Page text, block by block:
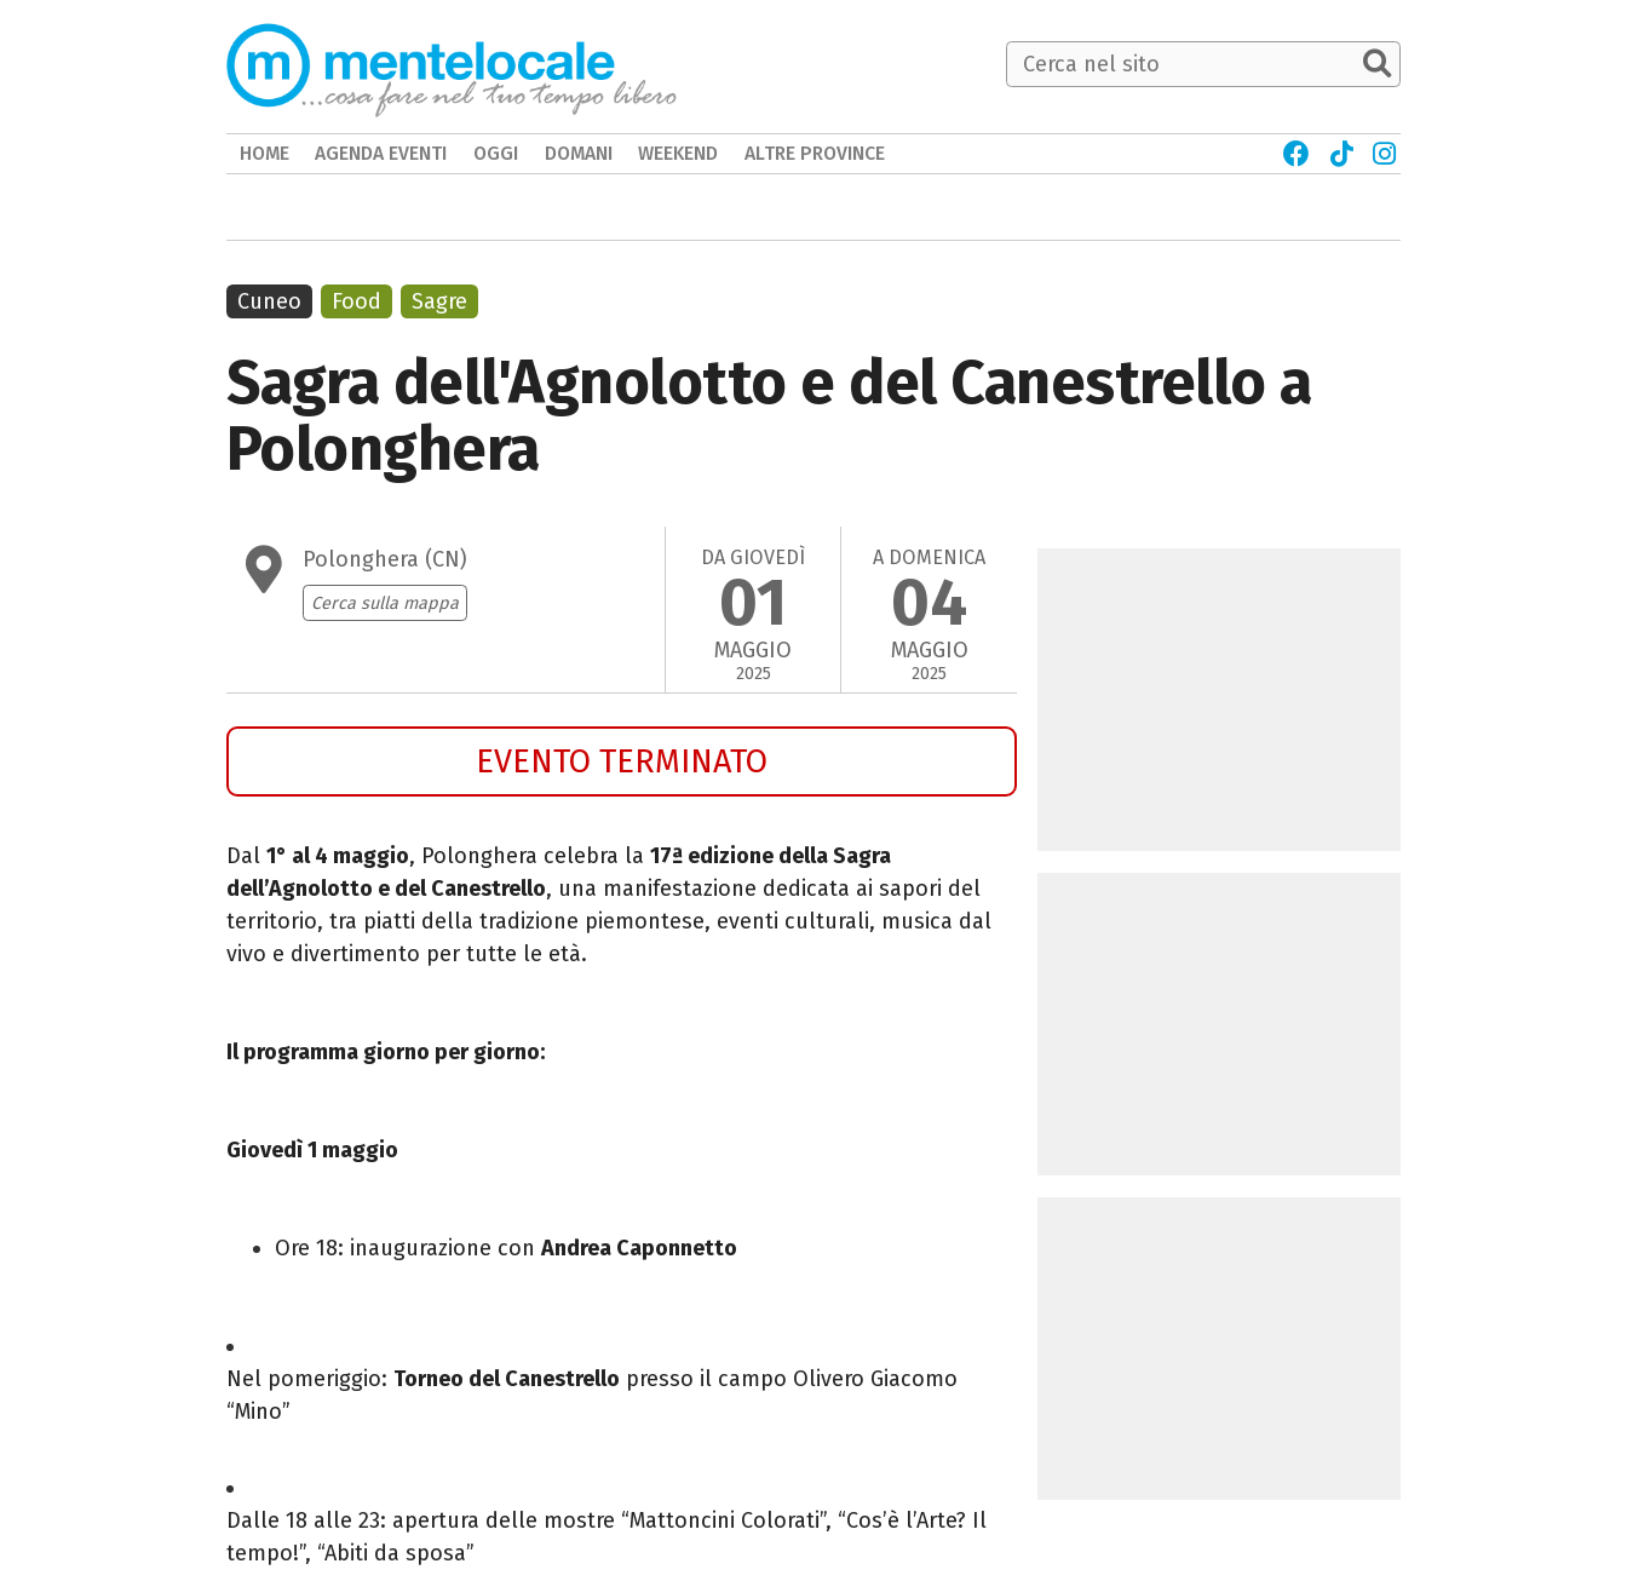
Sagra dell'Agnolotto e del Canestrello a
Polonghera
Polonghera (CN)
Cerca sulla mappa
DA GIOVEDÌ
01
MAGGIO
2025
A DOMENICA
04
MAGGIO
2025
EVENTO TERMINATO
Dal 1° al 4 maggio, Polonghera celebra la 17ª edizione della Sagra
dell’Agnolotto e del Canestrello, una manifestazione dedicata ai sapori del
territorio, tra piatti della tradizione piemontese, eventi culturali, musica dal
vivo e divertimento per tutte le età.
Il programma giorno per giorno:
Giovedì 1 maggio
Ore 18: inaugurazione con Andrea Caponnetto
Nel pomeriggio: Torneo del Canestrello presso il campo Olivero Giacomo
“Mino”
Dalle 18 alle 23: apertura delle mostre “Mattoncini Colorati”, “Cos’è l’Arte? Il
tempo!”, “Abiti da sposa”
Cuneo Food Sagre
HOME AGENDA EVENTI OGGI DOMANI WEEKEND ALTRE PROVINCE